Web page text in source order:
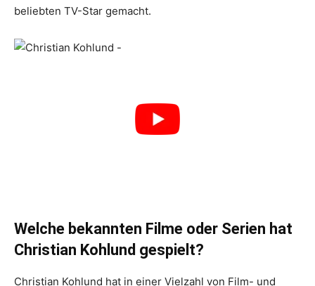
beliebten TV-Star gemacht.
Welche bekannten Filme oder Serien hat
Christian Kohlund gespielt?
Christian Kohlund hat in einer Vielzahl von Film- und